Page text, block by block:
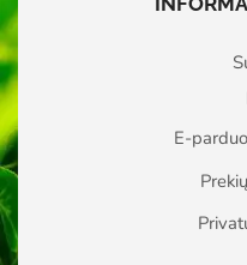
E-